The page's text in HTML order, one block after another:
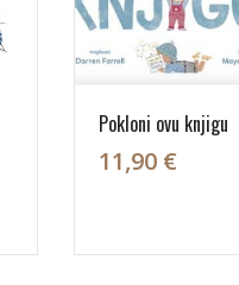
Pokloni ovu knjigu
11,90 €